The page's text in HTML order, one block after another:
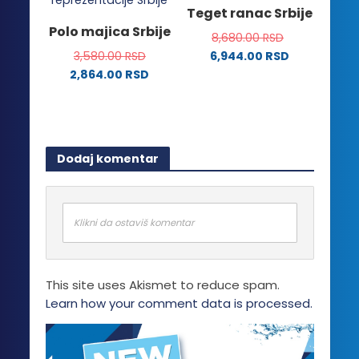
mogu
biti
izabrane
mogu
biti
izabrane
Polo majica Srbije
3,580.00RSD
2,864.00 RSD
više
varijanti.
Opcije
mogu
biti
izabrane
na
stranici
Teget ranac Srbije
8,680.00RSD
6,944.00 RSD
Dodaj komentar
Klikni da ostaviš komentar
This site uses Akismet to reduce spam.
Learn how your comment data is processed.